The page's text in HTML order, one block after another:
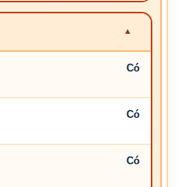
Có
Có
Có